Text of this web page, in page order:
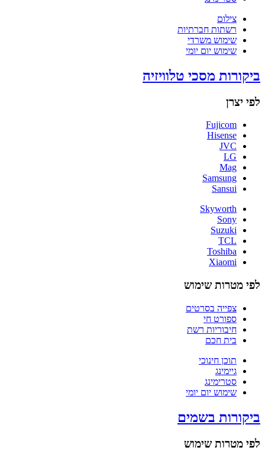
צילום
רשתות חברתיות
שימוש משרדי
שימוש יום יומי
ביקורות מסכי טלוויזיה
לפי יצרן
Fujicom
Hisense
JVC
LG
Mag
Samsung
Sansui
Skyworth
Sony
Suzuki
TCL
Toshiba
Xiaomi
לפי מטרות שימוש
צפייה בסרטים
ספורט חי
חיבוריות רשת
בית חכם
תוכן חינוכי
גיימינג
סטרימינג
שימוש יום יומי
ביקורות בשמים
לפי מטרות שימוש